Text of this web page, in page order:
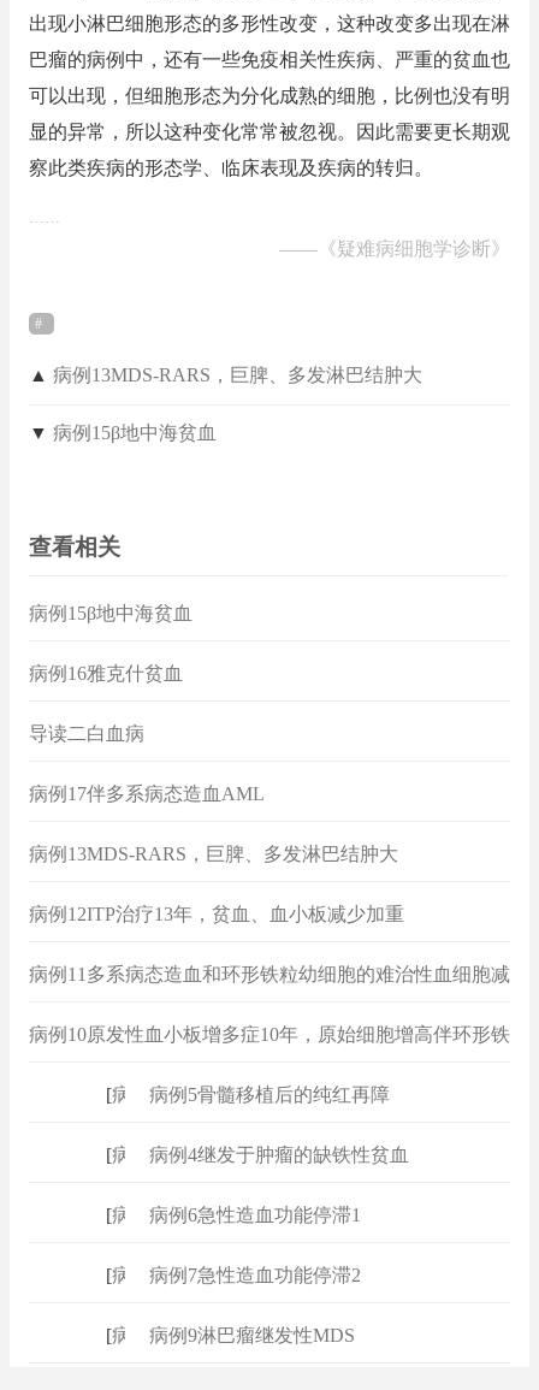
出现小淋巴细胞形态的多形性改变，这种改变多出现在淋
巴瘤的病例中，还有一些免疫相关性疾病、严重的贫血也
可以出现，但细胞形态为分化成熟的细胞，比例也没有明
显的异常，所以这种变化常常被忽视。因此需要更长期观
察此类疾病的形态学、临床表现及疾病的转归。
……
—— 《疑难病细胞学诊断》
▲ 病例13MDS-RARS，巨脾、多发淋巴结肿大
▼ 病例15β地中海贫血
查看相关
病例15β地中海贫血
病例16雅克什贫血
导读二白血病
病例17伴多系病态造血AML
病例13MDS-RARS，巨脾、多发淋巴结肿大
病例12ITP治疗13年，贫血、血小板减少加重
病例11多系病态造血和环形铁粒幼细胞的难治性血细胞减
病例10原发性血小板增多症10年，原始细胞增高伴环形铁
病例 病例5骨髓移植后的纯红再障
病例 病例4继发于肿瘤的缺铁性贫血
病例 病例6急性造血功能停滞1
病例 病例7急性造血功能停滞2
病例 病例9淋巴瘤继发性MDS